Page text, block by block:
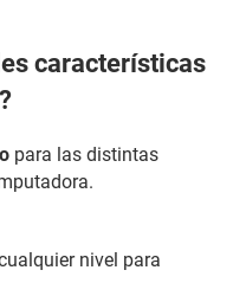
características
para las distintas
nivel para